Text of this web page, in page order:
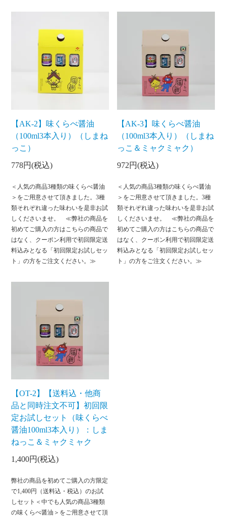
【AK-2】味くらべ醤油
（100ml3本入り）（しまね
っこ）
778円(税込)
＜人気の商品3種類の味くらべ醤油
＞をご用意させて頂きました。3種
類それぞれ違った味わいを是非お試
しくださいませ。 ≪弊社の商品を
初めてご購入の方はこちらの商品で
はなく、クーポン利用で初回限定送
料込みとなる「初回限定お試しセッ
ト」の方をご注文ください。≫
【AK-3】味くらべ醤油
（100ml3本入り）（しまね
っこ＆ミャクミャク）
972円(税込)
＜人気の商品3種類の味くらべ醤油
＞をご用意させて頂きました。3種
類それぞれ違った味わいを是非お試
しくださいませ。 ≪弊社の商品を
初めてご購入の方はこちらの商品で
はなく、クーポン利用で初回限定送
料込みとなる「初回限定お試しセッ
ト」の方をご注文ください。≫
【OT-2】【送料込・他商
品と同時注文不可】初回限
定お試しセット（味くらべ
醤油100ml3本入り）：しま
ねっこ＆ミャクミャク
1,400円(税込)
弊社の商品を初めてご購入の方限定
で1,400円（送料込・税込）のお試
しセット＜中でも人気の商品3種類
の味くらべ醤油＞をご用意させて頂